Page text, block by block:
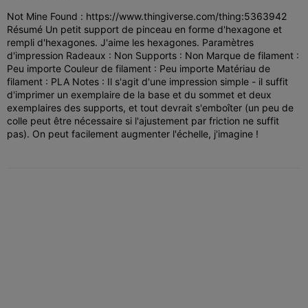
Not Mine Found : https://www.thingiverse.com/thing:5363942
Résumé Un petit support de pinceau en forme d'hexagone et
rempli d'hexagones. J'aime les hexagones. Paramètres
d'impression Radeaux : Non Supports : Non Marque de filament :
Peu importe Couleur de filament : Peu importe Matériau de
filament : PLA Notes : Il s'agit d'une impression simple - il suffit
d'imprimer un exemplaire de la base et du sommet et deux
exemplaires des supports, et tout devrait s'emboîter (un peu de
colle peut être nécessaire si l'ajustement par friction ne suffit
pas). On peut facilement augmenter l'échelle, j'imagine !